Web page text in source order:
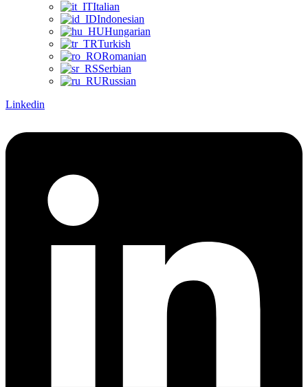
Italian
Indonesian
Hungarian
Turkish
Romanian
Serbian
Russian
Linkedin